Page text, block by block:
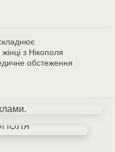
з Нікополя
обстеження